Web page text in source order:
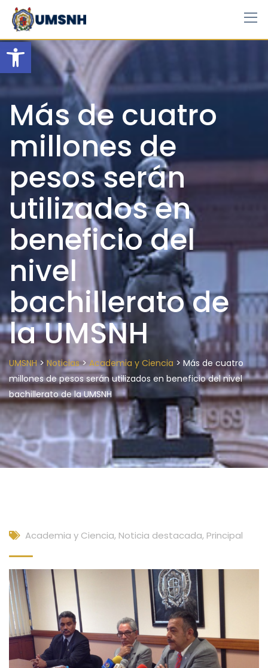
Open toolbar
Skip
content
Más de cuatro
millones de
pesos serán
utilizados en
beneficio del
nivel
bachillerato de
la UMSNH
UMSNH> Noticias>Academia y Ciencia > Más de cuatro
millones de pesos serán utilizados en beneficio del nivel
bachillerato de la UMSNH
Academia y Ciencia, Noticia destacada, Principal